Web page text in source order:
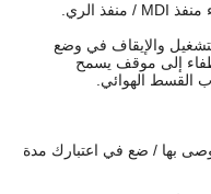
والإيقاف في وضع
إلى موقف يسمح
القسط الهوائي.
بها / ضع في اعتبارك مدة